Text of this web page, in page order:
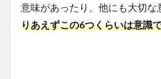
意味があったり、他にも大切な
りあえずこの6つくらいは意識